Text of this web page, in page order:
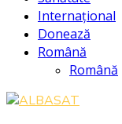
Internațional
Donează
Română
Română